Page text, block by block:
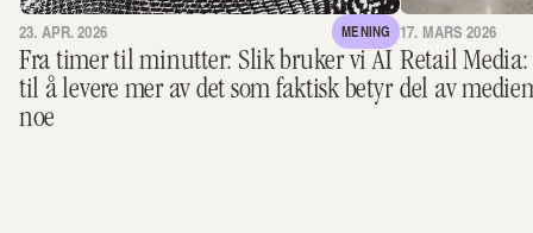
23. APR. 2026 MENING
Fra timer til minutter: Slik bruker vi AI
til å levere mer av det som faktisk betyr
noe
17. MARS 2026
Retail
del av